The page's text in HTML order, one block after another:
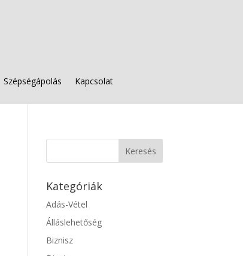
Szépségápolás Kapcsolat
Kategóriák
Adás-Vétel
Álláslehetőség
Biznisz